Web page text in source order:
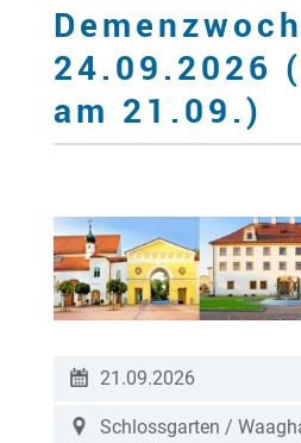
24.09.2026
am 21.09.)
21.09.2026
Schlossgarten /